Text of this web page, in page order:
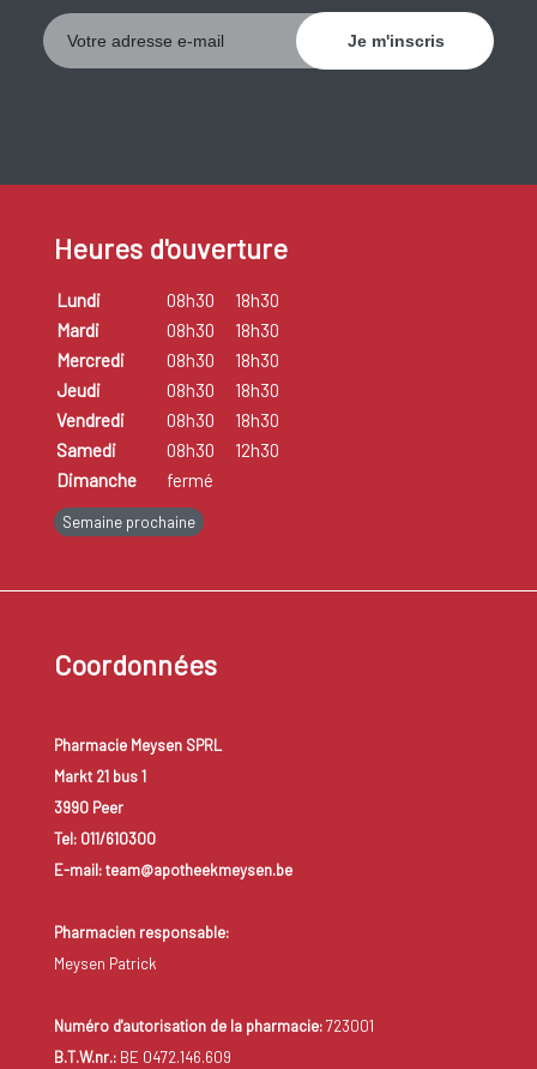
Heures d'ouverture
Lundi 08h30
18h30
Mardi
08h30
18h30
Mercredi
08h30
18h30
Jeudi
08h30
18h30
Vendredi
08h30
18h30
Samedi
08h30
12h30
Dimanche
fermé
Semaine prochaine
Coordonnées
Pharmacie Meysen SPRL
Markt 21 bus 1
3990 Peer
Tel: 011/610300
E-mail: team@apotheekmeysen.be
Pharmacien responsable:
Meysen Patrick
Numéro d'autorisation de la pharmacie:723001
B.T.W.nr.:BE 0472.146.609